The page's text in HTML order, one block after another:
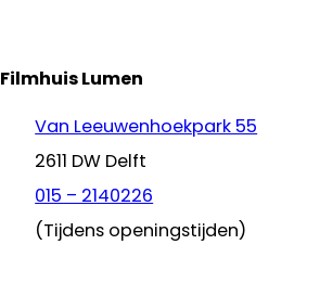
Filmhuis Lumen
Van Leeuwenhoekpark 55
2611 DW Delft
015 – 2140226
(Tijdens openingstijden)